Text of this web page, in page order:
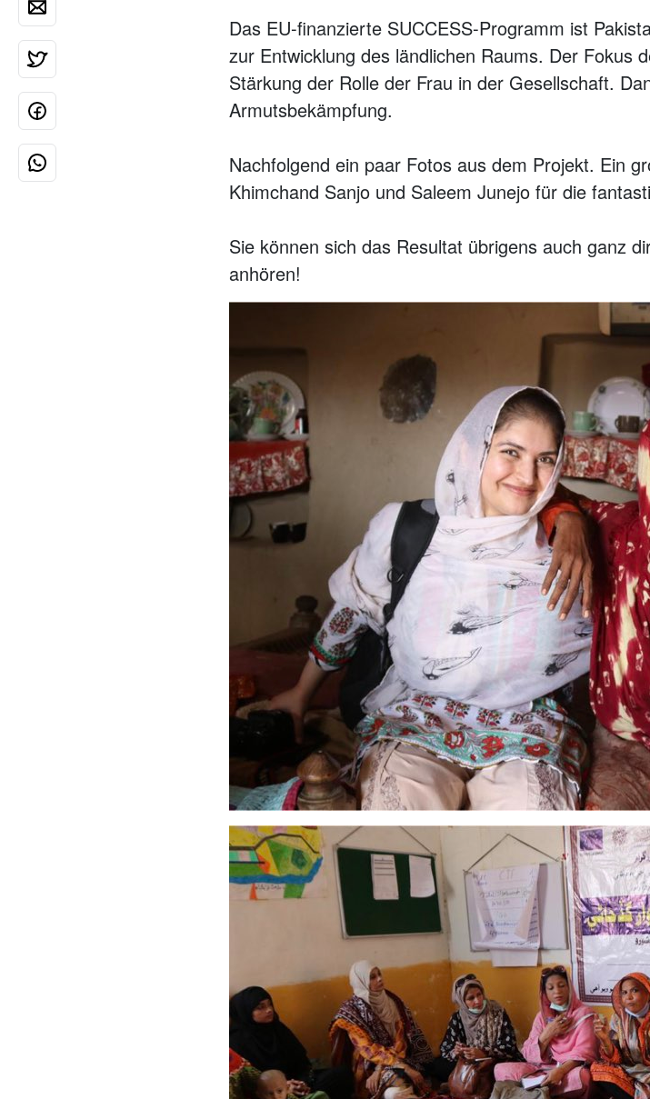
Das EU-finanzierte SUCCESS-Programm ist
zur Entwicklung des ländlichen Raums. Der Fokus
Stärkung der Rolle der Frau in der Gesellschaft.
Armutsbekämpfung.
Nachfolgend ein paar Fotos aus dem Projekt. Ein
Khimchand Sanjo und Saleem Junejo für die
Sie können sich das Resultat übrigens auch ganz
anhören!